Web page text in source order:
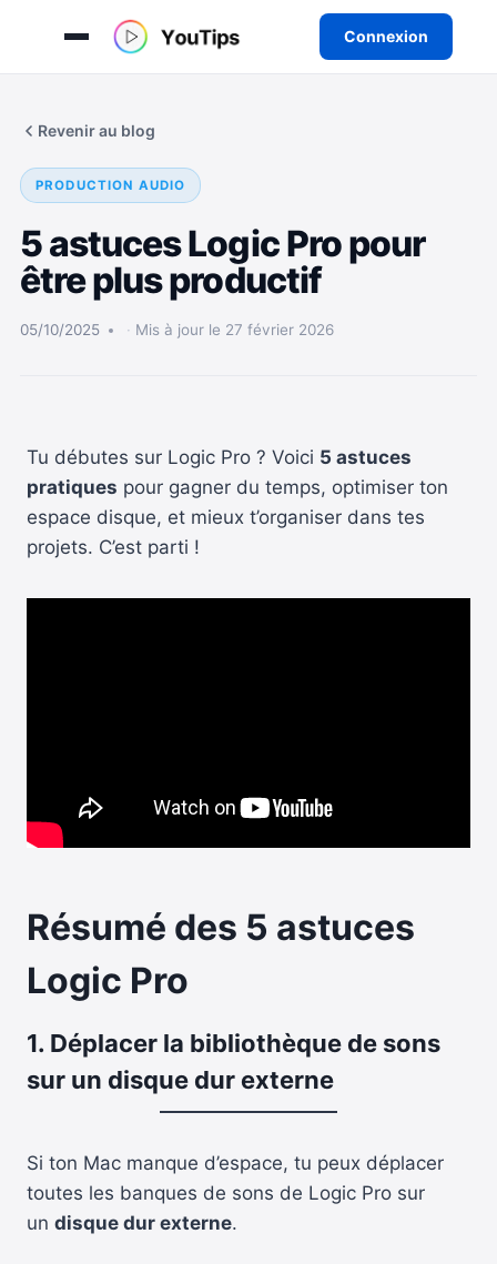
Connexion
Revenir au blog
PRODUCTION AUDIO
5 astuces Logic Pro pour
être plus productif
05/10/2025 Mis à jour le 27 février 2026
Tu débutes sur Logic Pro ? Voici 5 astuces
pratiques pour gagner du temps, optimiser ton
espace disque, et mieux t’organiser dans tes
projets. C’est parti !
Résumé des 5 astuces
Logic Pro
1. Déplacer la bibliothèque de sons
sur un disque dur externe
Si ton Mac manque d’espace, tu peux déplacer
toutes les banques de sons de Logic Pro sur
un disque dur externe.